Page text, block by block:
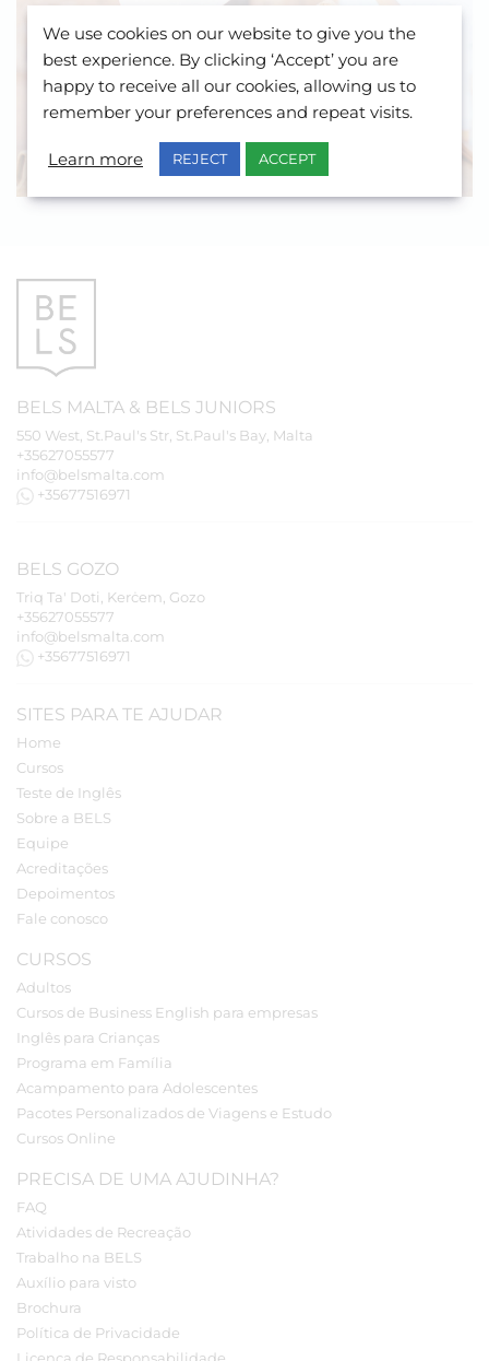
Gostaria de saber mais sobre
como estudar inglês em
Malta, Gozo e online? Fale
conosco!
BELS MALTA & BELS JUNIORS
550 West, St.Paul's Str, St.Paul's Bay, Malta
+35627055577
info@belsmalta.com
+35677516971
BELS GOZO
Triq Ta' Doti, Kerċem, Gozo
+35627055577
info@belsmalta.com
+35677516971
SITES PARA TE AJUDAR
Home
Cursos
Teste de Inglês
Sobre a BELS
Equipe
Acreditações
Depoimentos
Fale conosco
CURSOS
Adultos
Cursos de Business English para empresas
Inglês para Crianças
Programa em Família
Acampamento para Adolescentes
Pacotes Personalizados de Viagens e Estudo
Cursos Online
PRECISA DE UMA AJUDINHA?
FAQ
Atividades de Recreação
Trabalho na BELS
Auxílio para visto
Brochura
Política de Privacidade
We use cookies on our website to give you the
best experience. By clicking ‘Accept’ you are
happy to receive all our cookies, allowing us to
remember your preferences and repeat visits.
Learn more REJECT ACCEPT